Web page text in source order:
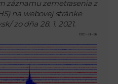
záznamu zemetrasenia z
na webovej stránke
zo dňa 28. 1. 2021.